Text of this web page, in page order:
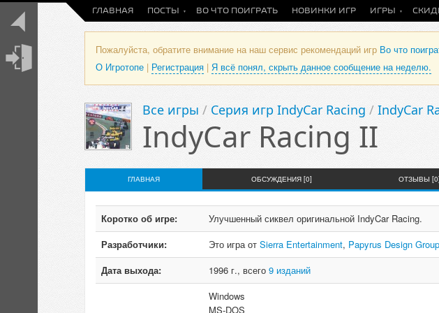
ГЛАВНАЯ ПОСТЫ ВО ЧТО ПОИГРАТЬ НОВИНКИ ИГР ИГРЫ
Пожалуйста, обратите внимание на наш сервис рекомендаций игр Во что
О Игротопе | Регистрация | Я всё понял, скрыть данное сообщение на неделю.
Все игры / Серия игр IndyCar Racing / IndyCar
IndyCar Racing II
ГЛАВНАЯ ОБСУЖДЕНИЯ [0] ОТЗЫВЫ [0]
Коротко об игре:
Улучшенный сиквел оригинальной IndyCar Racing.
Разработчики:
Это игра от Sierra Entertainment, Papyrus Design Group
Дата выхода:
1996 г., всего 9 изданий
Windows
MS-DOS